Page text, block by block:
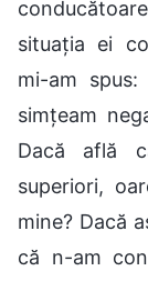
situația ei
mi-am
simțeam
Dacă află
superiori,
mine? Dacă
că n-am